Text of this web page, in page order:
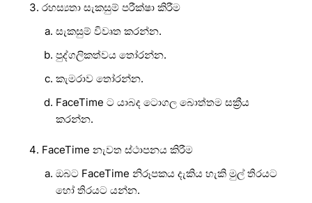
රහස්‍යතා සැකසුම් පරීක්ෂා කිරීම
සැකසුම් විවෘත කරන්න.
පුද්ගලිකත්වය තෝරන්න.
කැමරාව තෝරන්න.
FaceTime ට යාබද ටොගල බොත්තම සක්‍රීය
කරන්න.
FaceTime නැවත ස්ථාපනය කිරීම
ඔබට FaceTime නිරූපකය දැකිය හැකි මුල් තිරයට
හෝ තිරයට යන්න.